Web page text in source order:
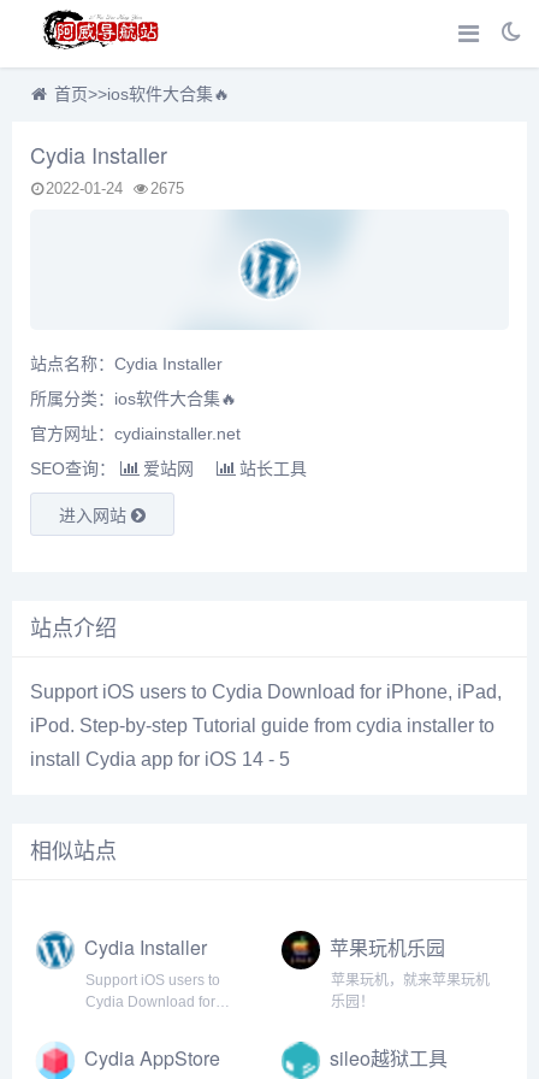
首页>>ios软件大合集🔥
Cydia Installer
2022-01-24 2675
站点名称：Cydia Installer
所属分类： ios软件大合集🔥
官方网址：cydiainstaller.net
SEO查询：
爱站网 站长工具
进入网站
站点介绍
Support iOS users to Cydia Download for iPhone, iPad,
iPod. Step-by-step Tutorial guide from cydia installer to
install Cydia app for iOS 14 - 5
相似站点
Cydia Installer
Support iOS users to
Cydia Download for
from cydia installer to
苹果玩机乐园
苹果玩机，就来苹果玩机
乐园！
Cydia AppStore sileo越狱工具